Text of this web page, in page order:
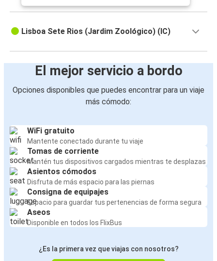
Lisboa Sete Rios (Jardim Zoológico) (IC)
El mejor servicio a bordo
Opciones disponibles que puedes encontrar para un viaje
más cómodo:
WiFi gratuito
Mantente conectado durante tu viaje
Tomas de corriente
Mantén tus dispositivos cargados mientras te desplazas
Asientos cómodos
Disfruta de más espacio para las piernas
Consigna de equipajes
Espacio para guardar tus pertenencias de forma segura
Aseos
Disponible en todos los FlixBus
¿Es la primera vez que viajas con nosotros?